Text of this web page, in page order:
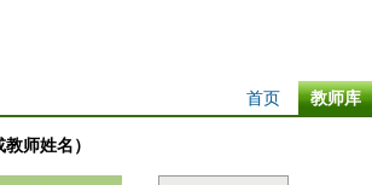
教师库
首页
师姓名）